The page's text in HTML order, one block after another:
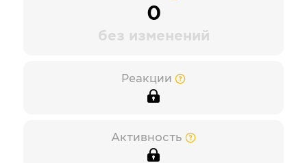
0
без изменений
Реакции
Активность